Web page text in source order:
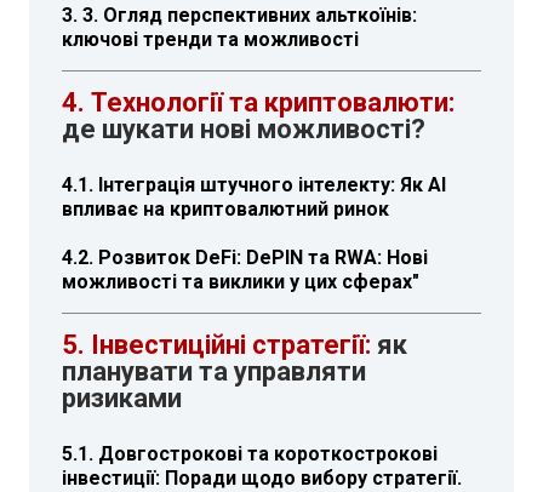
3. 3. Огляд перспективних альткоїнів:
ключові тренди та можливості
4. Технології та криптовалюти:
де шукати нові можливості?
4.1. Інтеграція штучного інтелекту: Як AI
впливає на криптовалютний ринок
4.2. Розвиток DeFi: DePIN та RWA: Нові
можливості та виклики у цих сферах"
5. Інвестиційні стратегії: як
планувати та управляти
ризиками
5.1. Довгострокові та короткострокові
інвестиції: Поради щодо вибору стратегії.